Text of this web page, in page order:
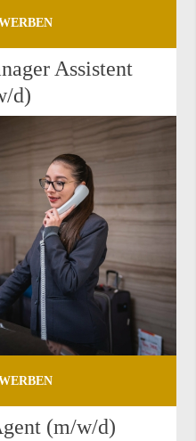
As­sis­tent
d)
(m/w/d)